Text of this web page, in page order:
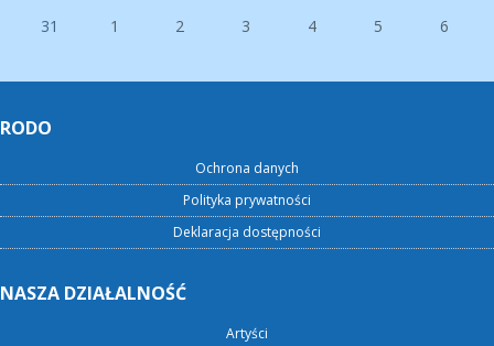
31
1 2 3 4 5 6
RODO
Ochrona danych
Polityka prywatności
Deklaracja dostępności
NASZA DZIAŁALNOŚĆ
Artyści